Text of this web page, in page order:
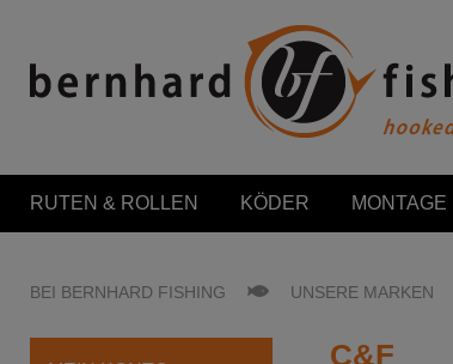
RUTEN & ROLLEN KÖDER
BEI BERNHARD FISHING UNSERE MARKEN
C&F